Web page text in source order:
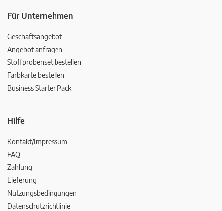
Für Unternehmen
Geschäftsangebot
Angebot anfragen
Stoffprobenset bestellen
Farbkarte bestellen
Business Starter Pack
Hilfe
Kontakt/Impressum
FAQ
Zahlung
Lieferung
Nutzungsbedingungen
Datenschutzrichtlinie